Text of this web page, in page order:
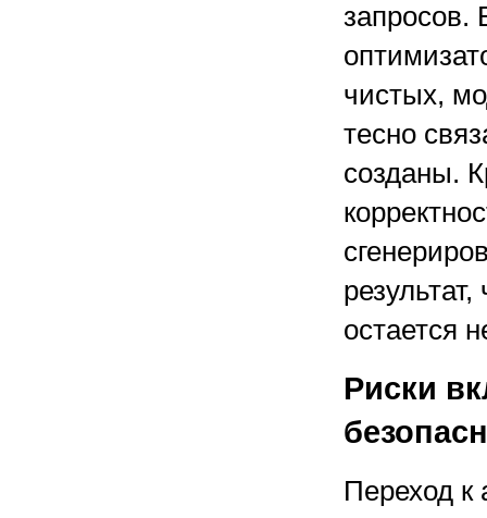
запросов.
чистых,
тесно
созданы.
остается
Риски
Переход к